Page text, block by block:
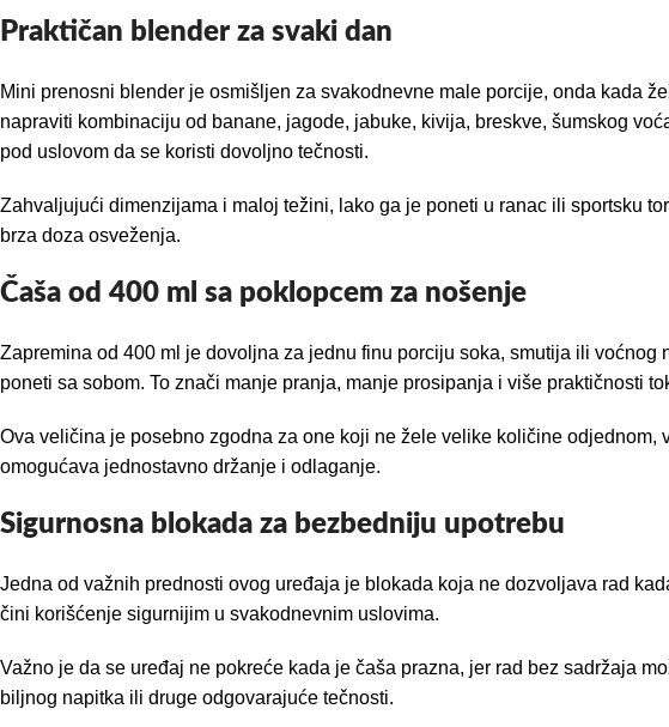
Praktičan blender za svaki dan
Mini prenosni blender je osmišljen za svakodnevne male porcije, onda kada
napraviti kombinaciju od banane, jagode, jabuke, kivija, breskve, šumskog
pod uslovom da se koristi dovoljno tečnosti.
Zahvaljujući dimenzijama i maloj težini, lako ga je poneti u ranac ili sportsku
brza doza osveženja.
Čaša od 400 ml sa poklopcem za nošenje
Zapremina od 400 ml je dovoljna za jednu finu porciju soka, smutija ili
poneti sa sobom. To znači manje pranja, manje prosipanja i više praktičnosti
Ova veličina je posebno zgodna za one koji ne žele velike količine
omogućava jednostavno držanje i odlaganje.
Sigurnosna blokada za bezbedniju upotrebu
Jedna od važnih prednosti ovog uređaja je blokada koja ne dozvoljava rad
čini korišćenje sigurnijim u svakodnevnim uslovima.
Važno je da se uređaj ne pokreće kada je čaša prazna, jer rad bez sadržaja
biljnog napitka ili druge odgovarajuće tečnosti.